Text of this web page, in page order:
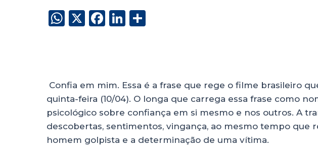
W
A
p
p
X
F
b
o
o
k
Li
dI
n
Confia em mim. Essa é a frase que rege o filme brasileiro
quinta-feira (10/04). O longa que carrega essa frase como
psicológico sobre confiança em si mesmo e nos outros. A
descobertas, sentimentos, vingança, ao mesmo tempo que
homem golpista e a determinação de uma vítima.